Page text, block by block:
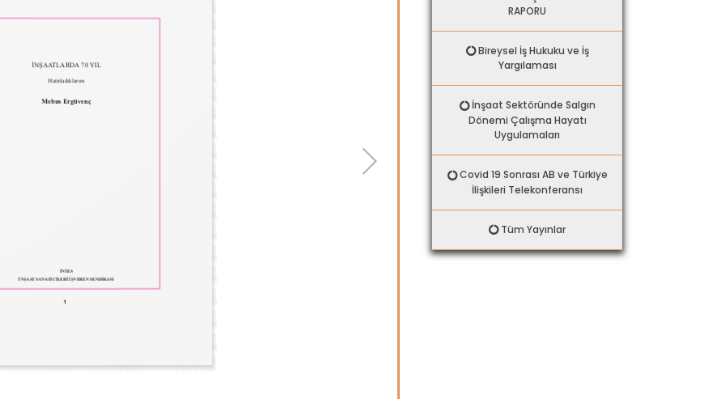
RAPORU
Bireysel İş Hukuku ve İş
Yargılaması
İnşaat Sektöründe Salgın
Dönemi Çalışma Hayatı
Uygulamaları
Covid 19 Sonrası AB ve Türkiye
İlişkileri Telekonferansı
Tüm Yayınlar